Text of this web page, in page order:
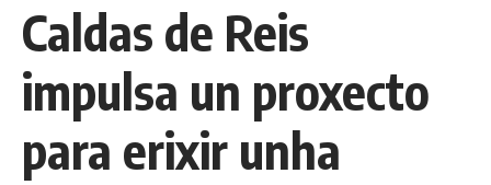
Caldas de Reis
impulsa un proxecto
para erixir unha